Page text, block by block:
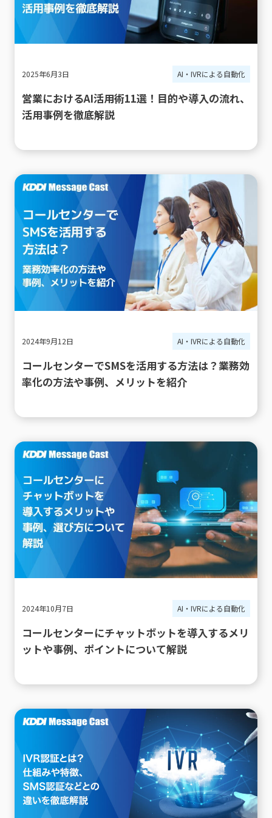
2025年6月3日 AI・IVRによる自動化
営業におけるAI活用術11選！目的や導入の流れ、
活用事例を徹底解説
2024年9月12日 AI・IVRによる自動化
コールセンターでSMSを活用する方法は？業務効
率化の方法や事例、メリットを紹介
2024年10月7日 AI・IVRによる自動化
コールセンターにチャットボットを導入するメリ
ットや事例、ポイントについて解説